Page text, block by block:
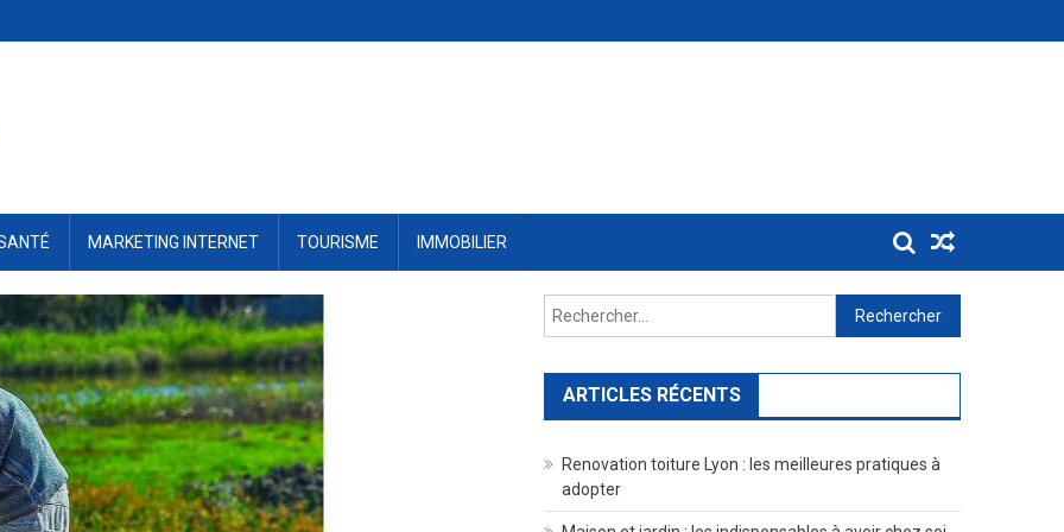
MARKETING INTERNET TOURISME IMMOBILIER
Rechercher :
ARTICLES RÉCENTS
Renovation toiture Lyon : les meilleures pratiques à
adopter